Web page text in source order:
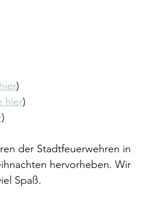
)
hier)
)
der Stadtfeuerwehren in
hervorheben. Wir
Spaß.